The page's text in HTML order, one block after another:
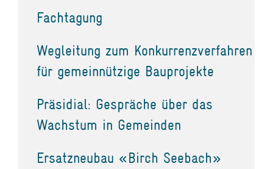
Fachtagung
Wegleitung zum Konkurrenzverfahren
für gemeinnützige Bauprojekte
Präsidial: Gespräche über das
Wachstum in Gemeinden
Ersatzneubau «Birch Seebach»